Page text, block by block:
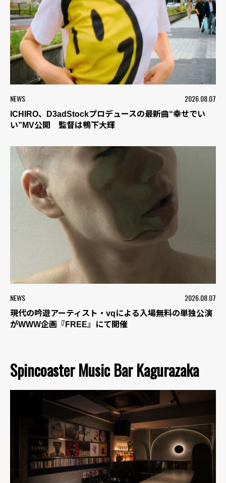
NEWS 2026.08.07
ICHIRO、D3adStockプロデュースの最新曲“幸せでい
い”MV公開 監督は鴨下大輝
NEWS 2026.08.07
現代の吟遊アーティスト・vqによる入場無料の単独公演
がWWW企画『FREE』にて開催
Spincoaster Music Bar Kagurazaka